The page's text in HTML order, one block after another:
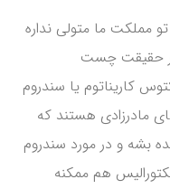
مملکت ما متولی نداره
حقیقت چست
کاریناتوم یا سندروم
مادرزادی هستند که
بشه و در مورد سندروم
هم ممکنه